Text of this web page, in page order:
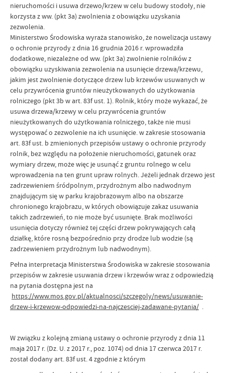
nieruchomości i usuwa drzewo/krzew w celu budowy stodoły, nie
korzysta z ww. (pkt 3a) zwolnienia z obowiązku uzyskania
zezwolenia.
Ministerstwo Środowiska wyraża stanowisko, że nowelizacja ustawy
o ochronie przyrody z dnia 16 grudnia 2016 r. wprowadziła
dodatkowe, niezależne od ww. (pkt 3a) zwolnienie rolników z
obowiązku uzyskiwania zezwolenia na usunięcie drzewa/krzewu,
jakim jest zwolnienie dotyczące drzew lub krzewów usuwanych w
celu przywrócenia gruntów nieużytkowanych do użytkowania
rolniczego (pkt 3b w art. 83f ust. 1). Rolnik, który może wykazać, że
usuwa drzewa/krzewy w celu przywrócenia gruntów
nieużytkowanych do użytkowania rolniczego, także nie musi
występować o zezwolenie na ich usunięcie. w zakresie stosowania
art. 83f ust. b zmienionych przepisów ustawy o ochronie przyrody
rolnik, bez względu na położenie nieruchomości, gatunek oraz
wymiary drzew, może więc je usunąć z gruntu rolnego w celu
wprowadzenia na ten grunt upraw rolnych. Jeżeli jednak drzewo jest
zadrzewieniem śródpolnym, przydrożnym albo nadwodnym
znajdującym się w parku krajobrazowym albo na obszarze
chronionego krajobrazu, w których obowiązuje zakaz usuwania
takich zadrzewień, to nie może być usunięte. Brak możliwości
usunięcia dotyczy również tej części drzew pokrywających całą
działkę, które rosną bezpośrednio przy drodze lub wodzie (są
zadrzewieniem przydrożnym lub nadwodnym).
Pełna interpretacja Ministerstwa Środowiska w zakresie stosowania
przepisów w zakresie usuwania drzew i krzewów wraz z odpowiedzią
na pytania dostępna jest na
https://www.mos.gov.pl/aktualnosci/szczegoly/news/usuwanie-
drzew-i-krzewow-odpowiedzi-na-najczesciej-zadawane-pytania/ .
W związku z kolejną zmianą ustawy o ochronie przyrody z dnia 11
maja 2017 r. (Dz. U. z 2017 r., poz. 1074) od dnia 17 czerwca 2017 r.
został dodany art. 83f ust. 4 zgodnie z którym